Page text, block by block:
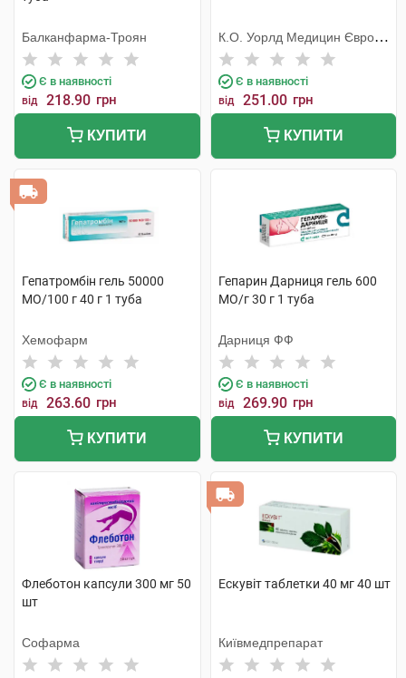
Балканфарма-Троян
Є в наявності
від 218.90 грн
КУПИТИ
К.О. Уорлд Медицин Європа
С.Р.Л.
Є в наявності
від 251.00 грн
КУПИТИ
Гепатромбін гель 50000
МО/100 г 40 г 1 туба
Хемофарм
Є в наявності
від 263.60 грн
КУПИТИ
Гепарин Дарниця гель 600
МО/г 30 г 1 туба
Дарниця ФФ
Є в наявності
від 269.90 грн
КУПИТИ
Флеботон капсули 300 мг 50
шт
Софарма
Ескувіт таблетки 40 мг 40 шт
Київмедпрепарат